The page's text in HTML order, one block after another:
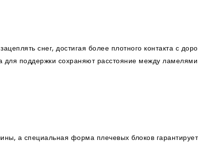
снег, достигая более плотного контакта с
поддержки сохраняют расстояние между
а специальная форма плечевых блоков